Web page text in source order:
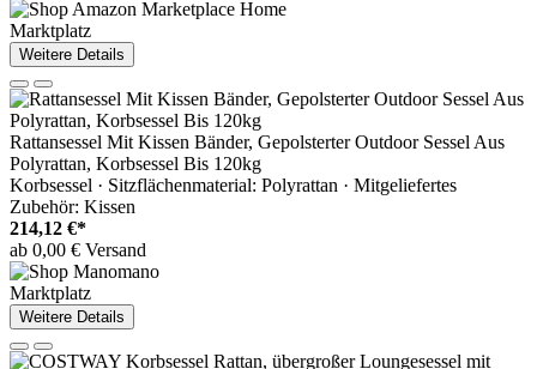
Marktplatz
Weitere Details
Rattansessel Mit Kissen Bänder, Gepolsterter Outdoor Sessel Aus
Polyrattan, Korbsessel Bis 120kg
Korbsessel · Sitzflächenmaterial: Polyrattan · Mitgeliefertes
Zubehör: Kissen
214,12 €*
ab 0,00 € Versand
Marktplatz
Weitere Details